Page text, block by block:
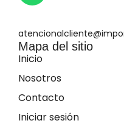
Mapa del sitio
Inicio
Nosotros
Contacto
Iniciar sesión